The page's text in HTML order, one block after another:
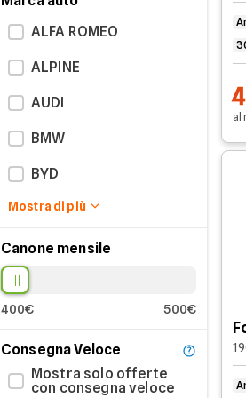
ALFA ROMEO
ALPINE
AUDI
BMW
BYD
CITROEN
DACIA
FIAT
FORD
GEELY
Mostra di più
Canone mensile
400€ 500€
Consegna Veloce
Mostra solo offerte
con consegna veloce
al